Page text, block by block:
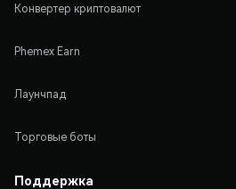
Конвертер криптовалют
Phemex Earn
Лаунчпад
Торговые боты
Поддержка